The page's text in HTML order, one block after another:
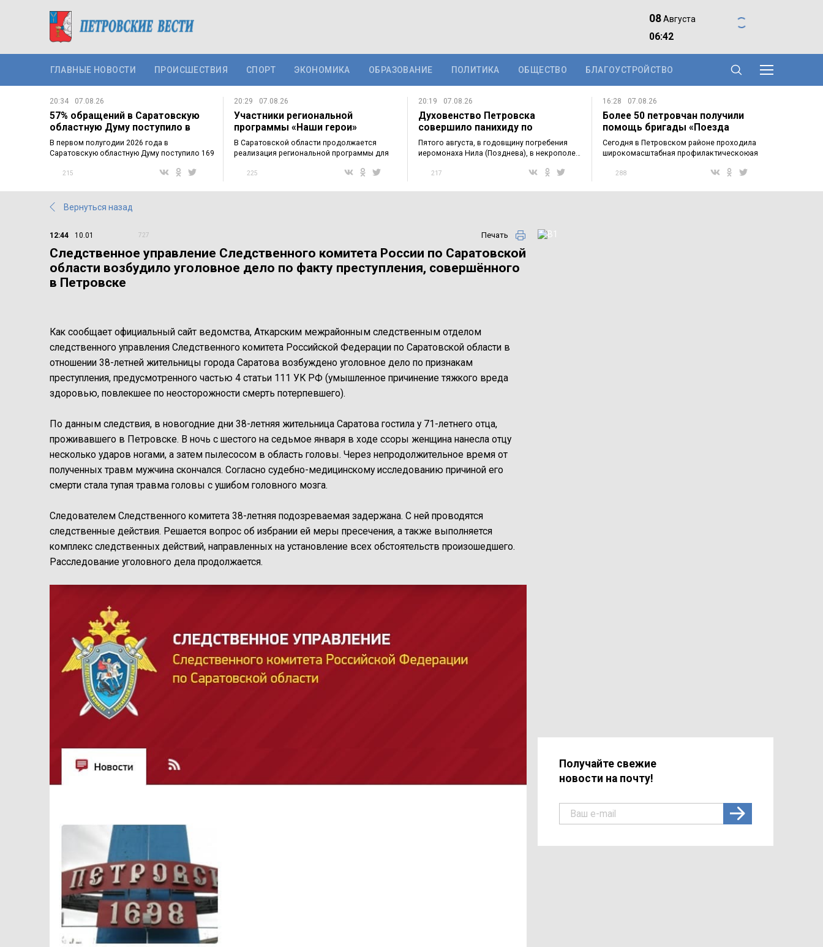
08Августа
06:42
ГЛАВНЫЕ НОВОСТИ ПРОИСШЕСТВИЯ СПОРТ ЭКОНОМИКА ОБРАЗОВАНИЕ ПОЛИТИКА ОБЩЕСТВО БЛАГОУСТРОЙСТВО
20:34 07.08.26
57% обращений в Саратовскую
областную Думу поступило в
электронном…
В первом полугодии 2026 года в
Саратовскую областную Думу поступило 169
215
20:29 07.08.26
Участники региональной
программы «Наши герои»
познакомились с…
В Саратовской области продолжается
реализация региональной программы для
225
20:19 07.08.26
Духовенство Петровска
совершило панихиду по
приснопоминаемому…
Пятого августа, в годовщину погребения
иеромонаха Нила (Позднева), в некрополе…
217
16:28 07.08.26
Более 50 петровчан получили
помощь бригады «Поезда
здоровья»…
Сегодня в Петровском районе проходила
широкомасштабная профилактическоюая
288
Вернуться назад
12:44 10.01 727 Печать
Следственное управление Следственного комитета России по Саратовской
области возбудило уголовное дело по факту преступления, совершённого
в Петровске
Как сообщает официальный сайт ведомства, Аткарским межрайонным следственным отделом
следственного управления Следственного комитета Российской Федерации по Саратовской области в
отношении 38-летней жительницы города Саратова возбуждено уголовное дело по признакам
преступления, предусмотренного частью 4 статьи 111 УК РФ (умышленное причинение тяжкого вреда
здоровью, повлекшее по неосторожности смерть потерпевшего).
По данным следствия, в новогодние дни 38-летняя жительница Саратова гостила у 71-летнего отца,
проживавшего в Петровске. В ночь с шестого на седьмое января в ходе ссоры женщина нанесла отцу
несколько ударов ногами, а затем пылесосом в область головы. Через непродолжительное время от
полученных травм мужчина скончался. Согласно судебно-медицинскому исследованию причиной его
смерти стала тупая травма головы с ушибом головного мозга.
Следователем Следственного комитета 38-летняя подозреваемая задержана. С ней проводятся
следственные действия. Решается вопрос об избрании ей меры пресечения, а также выполняется
комплекс следственных действий, направленных на установление всех обстоятельств произошедшего.
Расследование уголовного дела продолжается.
Получайте свежие
новости на почту!